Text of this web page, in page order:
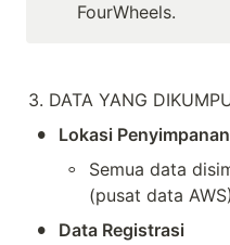
FourWheels.
3. DATA YANG
• Lokasi
◦
Semua data
(pusat data
• Data Registrasi